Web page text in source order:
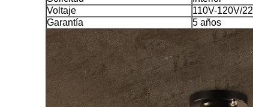
Voltaje
110V-120V/
Garantía
5 años